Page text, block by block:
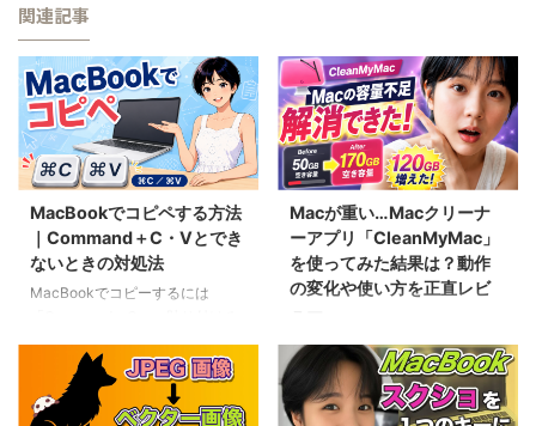
関連記事
MacBookでコピペする方法
｜Command＋C・Vとでき
ないときの対処法
MacBookでコピーするには
には「Command＋V」を押しま
す。 WindowsではCtrlキーを使
いますが、MacBookでは
Commandキーを使う点が大きな
Macが重い…Macクリーナ
ーアプリ「CleanMyMac」
を使ってみた結果は？動作
の変化や使い方を正直レビ
【PR】本ページにはプロモーシ
ョンが一部含まれています
MacBookを長く使っていると、
「なんだか最近動作が重いな…」